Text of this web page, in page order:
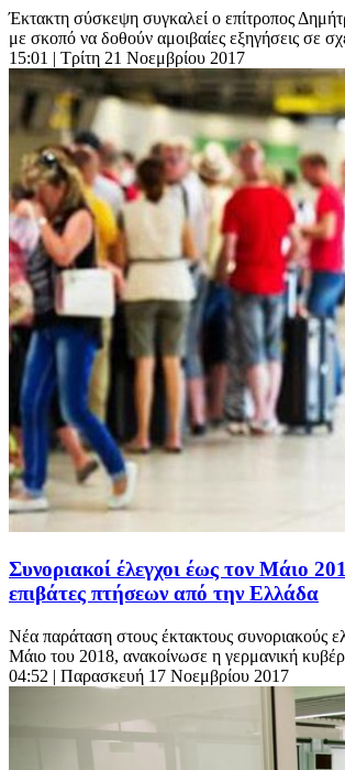
Έκτακτη σύσκεψη συγκαλεί ο επίτροπος
με σκοπό να δοθούν αμοιβαίες εξηγήσεις σε
15:01 | Τρίτη 21 Νοεμβρίου 2017
Συνοριακοί έλεγχοι έως τον Μάιο
επιβάτες πτήσεων από την Ελλάδα
Νέα παράταση στους έκτακτους συνοριακούς
Μάιο του 2018, ανακοίνωσε η γερμανική
04:52 | Παρασκευή 17 Νοεμβρίου 2017